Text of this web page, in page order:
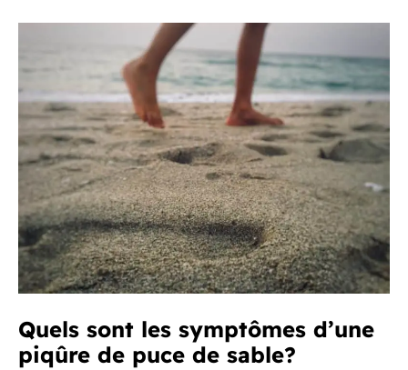
Quels sont les symptômes d’une
piqûre de puce de sable?